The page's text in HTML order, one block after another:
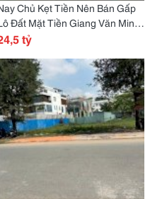
Chủ Kẹt Tiền Nên Bán Gấp
Đất Mặt Tiền Giang Văn Minh,
Khánh - Quận 2
tỷ